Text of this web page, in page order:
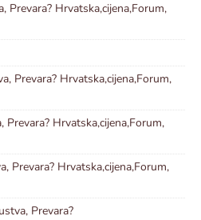
Prevara? Hrvatska,cijena,Forum,
Prevara? Hrvatska,cijena,Forum,
Prevara? Hrvatska,cijena,Forum,
Prevara? Hrvatska,cijena,Forum,
Prevara?